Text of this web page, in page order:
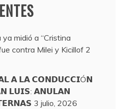
midió a “Cristina
contra Milei y Kicillof 2
𝗔 𝗟𝗔 𝗖𝗢𝗡𝗗𝗨𝗖𝗖𝗜Ó𝗡
𝗟𝗨𝗜𝗦: 𝗔𝗡𝗨𝗟𝗔𝗡
3 julio, 2026